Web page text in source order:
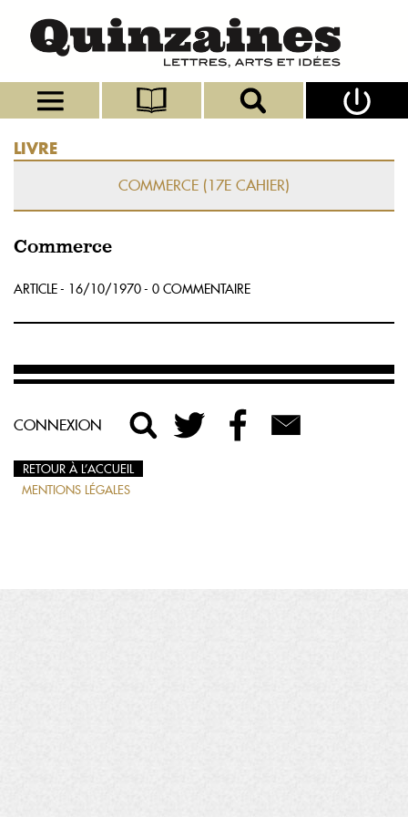
LIVRE
COMMERCE (17E CAHIER)
Commerce
ARTICLE - 16/10/1970 - 0 COMMENTAIRE
CONNEXION
RETOUR À L’ACCUEIL
MENTIONS LÉGALES